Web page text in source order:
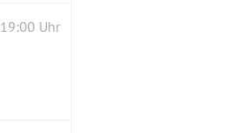
19:00 Uhr